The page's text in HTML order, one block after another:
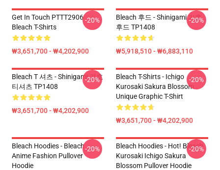
Get In Touch PTTT2906
Bleach T-Shirts
₩3,651,700 - ₩4,202,900
-20%
Bleach 후드 - Shinigami 기호
후드 TP1408
₩5,918,510 - ₩6,883,110
-20%
Bleach T 셔츠 - Shinigami 기호
티셔츠 TP1408
₩3,651,700 - ₩4,202,900
-20%
Bleach T-Shirts - Ichigo
Kurosaki Sakura Blossom
Unique Graphic T-Shirt
₩3,651,700 - ₩4,202,900
-20%
Bleach Hoodies - Bleach
Anime Fashion Pullover
Hoodie
-20%
Bleach Hoodies - Hot! Bleach
Kurosaki Ichigo Sakura
Blossom Pullover Hoodie
-20%